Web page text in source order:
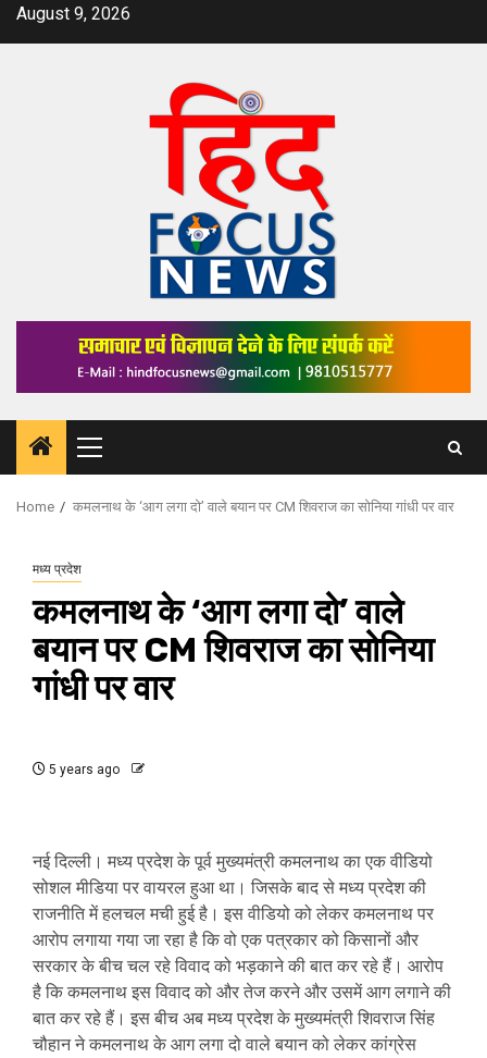
SkipAugust 9, 2026
Primary
Menu
Home कमलनाथ के ‘आग लगा दो’ वाले बयान पर CM शिवराज का सोनिया गांधी पर वार
मध्य प्रदेश
कमलनाथ के ‘आग लगा दो’ वाले
बयान पर CM शिवराज का सोनिया
गांधी पर वार
5 years ago
नई दिल्ली। मध्य प्रदेश के पूर्व मुख्यमंत्री कमलनाथ का एक वीडियो
सोशल मीडिया पर वायरल हुआ था। जिसके बाद से मध्य प्रदेश की
राजनीति में हलचल मची हुई है। इस वीडियो को लेकर कमलनाथ पर
आरोप लगाया गया जा रहा है कि वो एक पत्रकार को किसानों और
सरकार के बीच चल रहे विवाद को भड़काने की बात कर रहे हैं। आरोप
है कि कमलनाथ इस विवाद को और तेज करने और उसमें आग लगाने की
बात कर रहे हैं। इस बीच अब मध्य प्रदेश के मुख्यमंत्री शिवराज सिंह
चौहान ने कमलनाथ के आग लगा दो वाले बयान को लेकर कांग्रेस